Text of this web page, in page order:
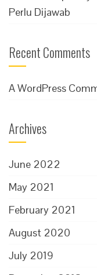
Perlu Dijawab
Recent Comments
A WordPress
Archives
June 2022
May 2021
February 2021
August 2020
July 2019